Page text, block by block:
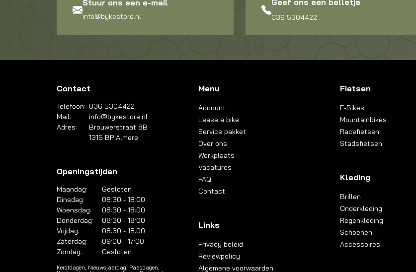
Stuur ons een e-mail
info@bykestore.nl 036 5304422
Contact
Telefoon: 036 5304422
Mail:
info@bykestore.nl
Adres:
Brouwerstraat 8B
1315 BP Almere
Openingstijden
Maandag:
Gesloten
Dinsdag:
08:30 - 18:00
Woensdag:
08:30 - 18:00
Donderdag:
08:30 - 18:00
Vrijdag:
08:30 - 18:00
Zaterdag:
09:00 - 17:00
Zondag:
Gesloten
Kerstdagen, Nieuwsjaardag, Paasdagen,
Menu
Account
Lease a bike
Service pakket
Over ons
Werkplaats
Vacatures
FAQ
Contact
Links
Privacy beleid
Reviewpolicy
Algemene voorwaarden
Fietsen
E-Bikes
Mountainbikes
Racefietsen
Stadsfietsen
Kleding
Brillen
Onderkleding
Regenkleding
Schoenen
Accessoires